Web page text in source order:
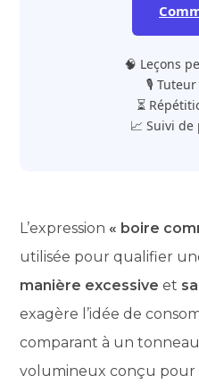
🧠 Leçons
🎙️
⏳
📈 Suivi
L’expression « boire
utilisée pour qualifier
manière excessive et
exagère l’idée de
comparant à un
volumineux conçu pour